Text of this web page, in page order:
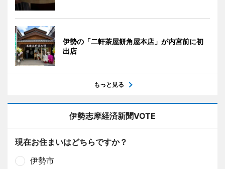
伊勢の「二軒茶屋餅角屋本店」が内宮前に初
出店
もっと見る
伊勢志摩経済新聞VOTE
現在お住まいはどちらですか？
伊勢市